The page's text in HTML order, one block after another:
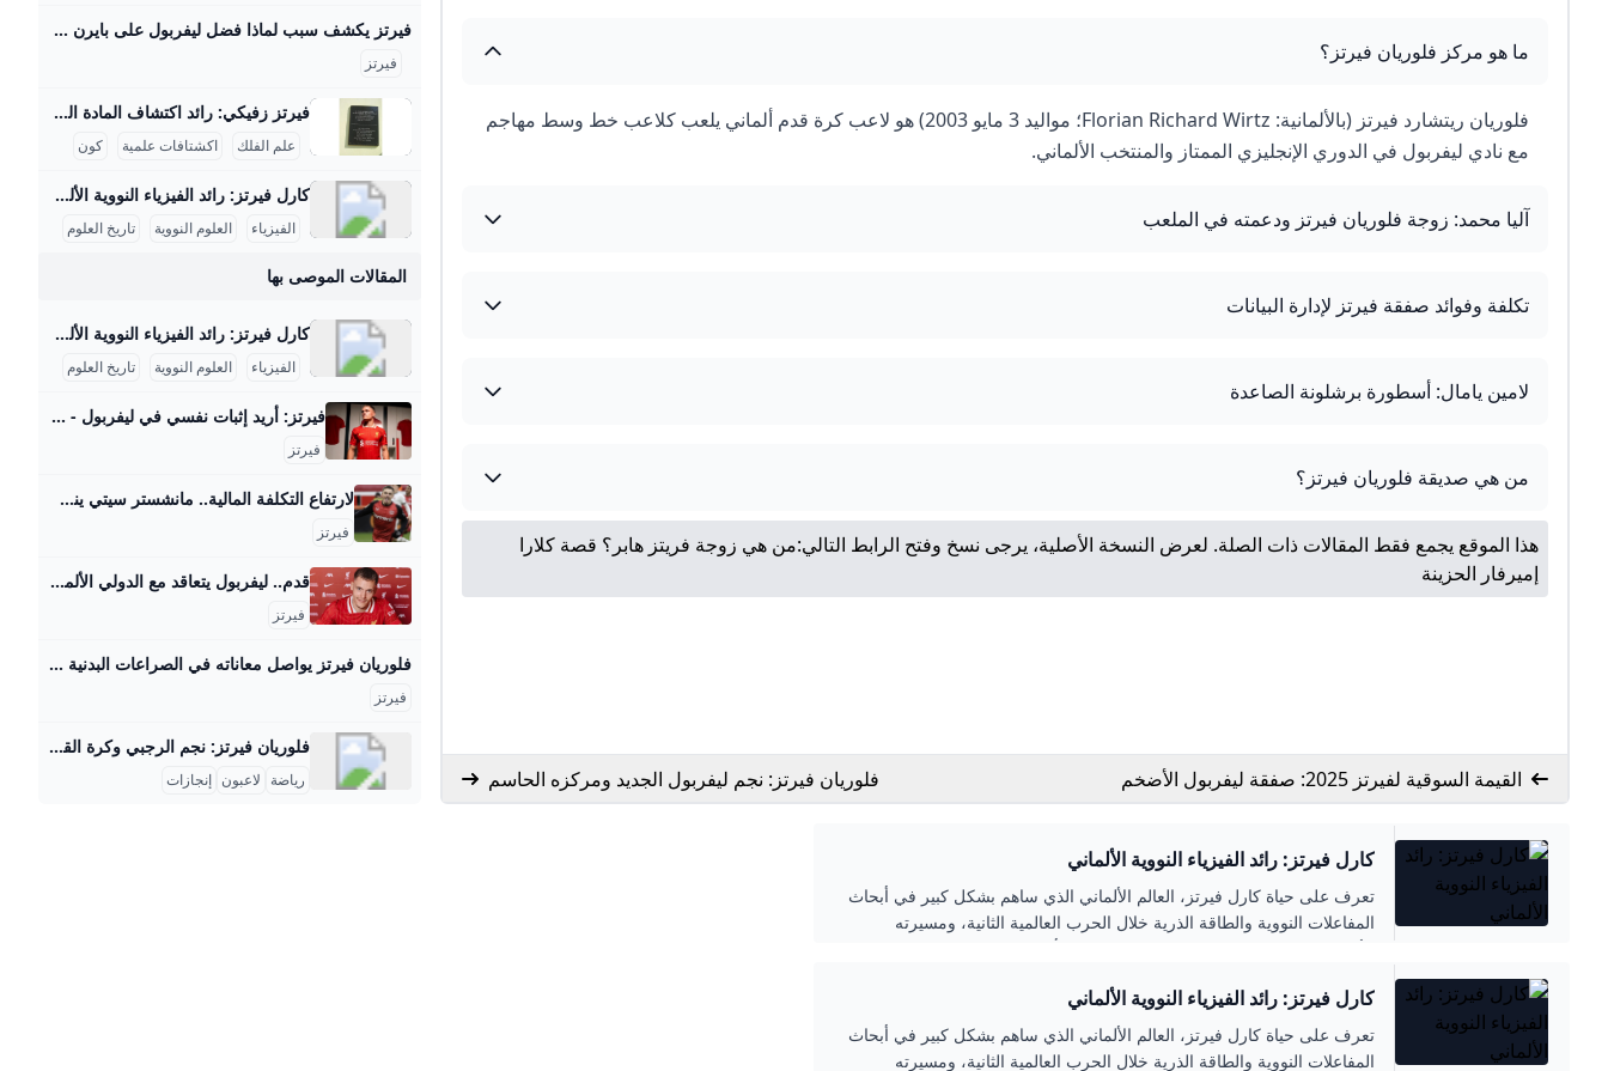
ما هو مركز فلوريان فيرتز؟
فلوريان ريتشارد فيرتز (بالألمانية: Florian Richard Wirtz؛ مواليد 3 مايو 2003) هو لاعب كرة قدم ألماني يلعب كلاعب خط وسط مهاجم
مع نادي ليفربول في الدوري الإنجليزي الممتاز والمنتخب الألماني.
آليا محمد: زوجة فلوريان فيرتز ودعمته في الملعب
تكلفة وفوائد صفقة فيرتز لإدارة البيانات
لامين يامال: أسطورة برشلونة الصاعدة
من هي صديقة فلوريان فيرتز؟
هذا الموقع يجمع فقط المقالات ذات الصلة. لعرض النسخة الأصلية، يرجى نسخ وفتح الرابط التالي:من هي زوجة فريتز هابر؟ قصة كلارا
إميرفار الحزينة
القيمة السوقية لفيرتز 2025: صفقة ليفربول الأضخم فلوريان فيرتز: نجم ليفربول الجديد ومركزه الحاسم
فيرتز يكشف سبب لماذا فضل ليفربول على بايرن ميونخ - بوابة السعودية نيوز يحاول الفريق بناء نفسه بشكل قوي ليكون قادراً على المنافسة على أعلى مستوى تحت قيادة المدرب آرني سلوت وقد أظهر الفريق أداءً مميزاً في سوق الانتقالات هذا الصيف، انتقال اللاعب إلى ليفربول يمثل تحدياً كبيراً بالنسبة له، حيث قال: “لقد كانت خطوة أصعب أن أترك هذا المحيط وأذهب لبلد آخر مع كل ما يتضمنه من تغييرات وألعب في دوري جديد بأسلوب لعب مختلف”. اختيار واعٍ أضاف اللاعب: “لقد انتقلت لتحدي أكبر، تحدي اخترت خوضه بوعي من أجل أن أنجح وأصبح لاعباً أفضل , لقد اخترت الانتقال إلى ليفربول كقرار واعٍ بالنسبة لي كي أصبح أفضل”.
فيرتز
فيرتز زفيكي: رائد اكتشاف المادة المظلمة والنجوم النيوترونية يسرني تقديم مقال مفصل عن شخصية فريتز زفيكي وإسهاماته العلمية في علم الفلك: فريتز زفيكي: رائد اكتشاف المادة المظلمة والنجوم النيوترونية فريتز زفيكي (14 فبراير 1898 - 8 فبراير 1974) كان عالم فلك سويسري عمل معظم حياته في معهد كاليفورنيا للتكنولوجيا بالولايات المتحدة، وأحدث ثورة في فهمنا للكون من خلال أفكاره واكتشافاته الرائدة. تلقى تعليمه الثانوي في زيوريخ، ثم درس الرياضيات والفيزياء التجريبية بين 1917 و1925 على يد كبار العلماء أمثال أوجوست بيكارد وألبرت أينشتاين، مما أكسبه قاعدة علمية راسخة ساعدته في إرساء أسس علم الفلك الحديث.
علم الفلك اكشتافات علمية كون
كارل فيرتز: رائد الفيزياء النووية الألماني كيرل فيرتز هو عالم فيزياء نووية ألماني بارز وُلد في 24 أبريل 1910 في كولونيا وتوفي في 12 فبراير 1994. حصل على شهادة الدكتوراه في عام 1934 بعد دراسته الفيزياء والكيمياء والرياضيات في جامعات بون وفرايبورغ وبريسلّاو. درّس بعد ذلك كمساعد تدريس لوزير التعليم الألماني كارل فريدريش بونهوفر في جامعة لايبتزغ، وكان عضواً في رابطة المعلمين النازية خلال الفترة النازية في ألمانيا، رغم أنه لم يكن عضواً في الحزب النازي. مهنياً، تميز فيرتز بعمله في معهد كايزر فيلهلم للفيزياء في برلين منذ عام 1937، حيث عمل على تصميم المفاعلات النووية خلال الحرب العالمية الثانية، وبالأخص مفاعل الطبقات الأفقية، بالإضافة إلى قيادة قسم التجارب في المعهد الذي نقل إلى هيتشينجن لتجنب تأثير القصف الجوي في 1944.
الفيزياء العلوم النووية تاريخ العلوم
المقالات الموصى بها
كارل فيرتز: رائد الفيزياء النووية الألماني كيرل فيرتز هو عالم فيزياء نووية ألماني بارز وُلد في 24 أبريل 1910 في كولونيا وتوفي في 12 فبراير 1994. حصل على شهادة الدكتوراه في عام 1934 بعد دراسته الفيزياء والكيمياء والرياضيات في جامعات بون وفرايبورغ وبريسلّاو. درّس بعد ذلك كمساعد تدريس لوزير التعليم الألماني كارل فريدريش بونهوفر في جامعة لايبتزغ، وكان عضواً في رابطة المعلمين النازية خلال الفترة النازية في ألمانيا، رغم أنه لم يكن عضواً في الحزب النازي. مهنياً، تميز فيرتز بعمله في معهد كايزر فيلهلم للفيزياء في برلين منذ عام 1937، حيث عمل على تصميم المفاعلات النووية خلال الحرب العالمية الثانية، وبالأخص مفاعل الطبقات الأفقية، بالإضافة إلى قيادة قسم التجارب في المعهد الذي نقل إلى هيتشينجن لتجنب تأثير القصف الجوي في 1944.
الفيزياء العلوم النووية تاريخ العلوم
فيرتز: أريد إثبات نفسي في ليفربول - جريدة الجريدة الكويتية قال فلوريان فيرتز إنه قرر الانتقال إلى ليفربول من أجل خوض تحدٍّ أكبر، واصفاً مغادرة ألمانيا واللعب في بلد آخر بأنه أكثر صعوبة. وأضاف صانع الألعاب الألماني، الذي انضم لليفربول هذا الصيف بصفقة قياسية… نشر في 25-08-2025آخر تحديث 25-08-2025 | 18:14 فلوريان فيرتز قال فلوريان فيرتز إنه قرر الانتقال إلى ليفربول من أجل خوض تحدٍّ أكبر، واصفاً مغادرة ألمانيا واللعب في بلد آخر بأنه أكثر صعوبة. وأضاف صانع الألعاب الألماني، الذي انضم لليفربول هذا الصيف بصفقة قياسية قادماً من باير ليفركوزن، في تصريحات لمجلة كيكر الألمانية، أنه تعمَّد خوض تحدٍّ أكبر، بعدما حاول نادي بايرن ميونيخ كثيراً التعاقد معه خلال الصيف الجاري.
فيرتز
لارتفاع التكلفة المالية.. مانشستر سيتي ينسحب من صفقة فلوريان فيرتز صحيفة الوطن انسحب نادي مانشستر سيتي من صفقة اللاعب الألماني السابق فلوريان فيرتز بسبب المطالب المالية في الصفقة، وعدم الحصول على موافقة اللاعب بعد دخول ليفربول وبايرن ميونخ في خط المفاوضات. وكشفت صحيفة كيكر… {{ article.article_subtitle }} {{ authorName() }} {{ article.author_description }} {{ article.formatted_date }}epa11762162 Florian Wirtz of Leverkusen celebrates after scoring the 1-0 lead during the German Bundesliga soccer match between Bayer 04 Leverkusen and FC St. Pauli in Leverkusen, Germany, 07 December 2024.
فيرتز
قدم.. ليفربول يتعاقد مع الدولي الألماني فلوريان فيرتز ‘بعقد طويل الأمد قادما من صفوف باير ليفركوزن، في صفقة وصفت بأنها “قياسية” في الكرة الإنجليزية - Anadolu Ajansı’ بعقد طويل الأمد قادما من صفوف باير ليفركوزن، في صفقة وصفت بأنها “قياسية” في الكرة الإنجليزية Ahmed Hassan |20.06.2025 - محدث : 21.06.2025 إسطنبول / أحمد حسن / الأناضول تعاقد نادي ليفربول الإنجليزي، الجمعة، مع الدولي الألماني فلوريان فيرتز لاعب فريق باير ليفركوزن، بعقد طويل الأمد، دون الكشف عن مدة وقيمة الصفقة، لكنها وصفت بأنها “قياسية”.
فيرتز
فلوريان فيرتز يواصل معاناته في الصراعات البدنية - هاي كورة فلوريان فيرتز يواصل معاناته في الصراعات البدنية احد اخبار كرة القدم على هاي كورة من قسم أخبار الكرة الانجليزية . الدوري الانجليزي فيرتز ليفربول عاجل: شاهد نتائج قرعة دوري ابطال اوروبا 2025 2025/08/28 - 7:36 مساءً البث المباشر لنتائج قرعة دوري الأبطال هذا الموسم 2025/08/28 - 3:25 مساءً خصوم برشلونة في دور المجموعات بدوري ابطال اوروبا 2025/08/28 - 7:45 مساءً رسميا: خصوم ريال مدريد في دور المجموعات بدوري ابطال اوروبا 2025/08/28 - 7:39 مساءً عرض خيالي من نيوكاسل لـ فيرمين لوبيز 2025/08/28 - 8:52 مساءً صور : فيرمين يغادر برفقة صديقته 2025/08/28 - 3:27 مساءً مشكلة قد تكلف برشلونة خسارة لقب دوري أبطال أوروبا 2025/08/28 - 7:15 مساءً بعد القرعة.
فيرتز
فلوريان فيرتز: نجم الرجبي وكرة القدم الألماني الشاب فلوريان فيرتز هو لاعب اتحاد رغبي فرنسي ولد في 17 يناير 1984 في مدينة سينس بفرنسا. بدأ مسيرته الرياضية في لعب الرجبي كمحترف مع نادي ستاد تولوز (Stade Toulousain)، أحد أشهر أندية الرجبي في فرنسا والعالم، حيث شغل مركز وسط الملعب. عرف فيرتز بأدائه القوي ولمسته الفنية التي مكنته من أن يكون عنصراً أساسياً في فريقه الذي اقتنص معه عدة ألقاب، من بينها لقب دوري التوب 14 الفرنسي. كما حقق نجاحات مهمة على المستوى الدولي حيث شارك مع منتخب فرنسا في عدة بطولات دولية من بينها بطولة الأمم الست الشهيرة والتي تتمتع بمكانة كبيرة في عالم الرجبي.
رياضة لاعبون إنجازات
كارل فيرتز: رائد الفيزياء النووية الألماني
تعرف على حياة كارل فيرتز، العالم الألماني الذي ساهم بشكل كبير في أبحاث
المفاعلات النووية والطاقة الذرية خلال الحرب العالمية الثانية، ومسيرته
الأكاديمية البارزة في تطوير العلوم النووية في ألمانيا بعد الحرب.
كارل فيرتز: رائد الفيزياء النووية الألماني
تعرف على حياة كارل فيرتز، العالم الألماني الذي ساهم بشكل كبير في أبحاث
المفاعلات النووية والطاقة الذرية خلال الحرب العالمية الثانية، ومسيرته